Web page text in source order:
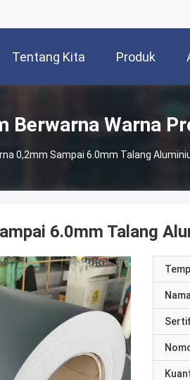
Tentang Kita Produk
Berwarna Warna
0,2mm Sampai 6.0mm Talang
6.0mm Talang